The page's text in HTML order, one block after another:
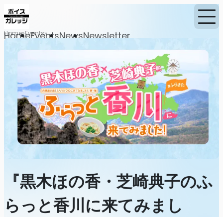
HomeEventsNewsNewsletter
Home Events
『黒木ほの香・芝崎典子のふ
らっと香川に来てみまし